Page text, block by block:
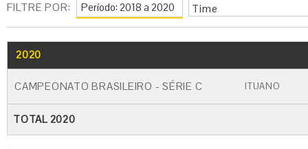
FILTRE POR: Time
2020
CAMPEONATO BRASILEIRO - SÉRIE C ITUANO
TOTAL 2020